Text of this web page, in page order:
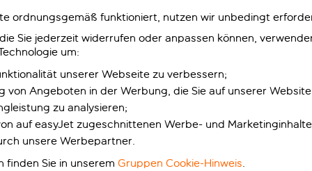
ordnungsgemäß funktioniert, nutzen wir unbedingt
Sie jederzeit widerrufen oder anpassen können,
um:
unserer Webseite zu verbessern;
von Angeboten in der Werbung, die Sie auf unserer
zu analysieren;
auf easyJet zugeschnittenen Werbe- und
unsere Werbepartner.
finden Sie in unserem Gruppen Cookie-Hinweis.